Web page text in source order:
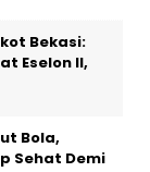
Bekasi:
Eselon II,
Bola,
Sehat Demi